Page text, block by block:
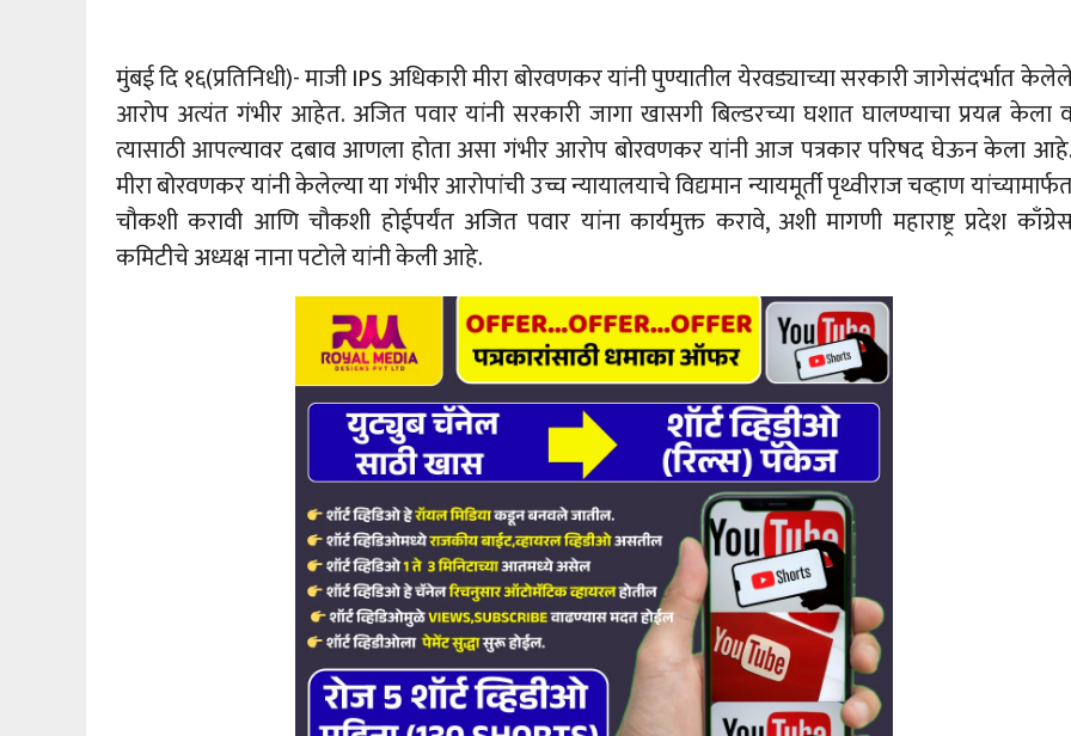
मुंबई दि १६(प्रतिनिधी)- माजी IPS अधिकारी मीरा बोरवणकर यांनी पुण्यातील येरवड्याच्या सरकारी जागेसंदर्भात
आरोप अत्यंत गंभीर आहेत. अजित पवार यांनी सरकारी जागा खासगी बिल्डरच्या घशात घालण्याचा प्रयत्न केला
त्यासाठी आपल्यावर दबाव आणला होता असा गंभीर आरोप बोरवणकर यांनी आज पत्रकार परिषद घेऊन केला
मीरा बोरवणकर यांनी केलेल्या या गंभीर आरोपांची उच्च न्यायालयाचे विद्यमान न्यायमूर्ती पृथ्वीराज चव्हाण
चौकशी करावी आणि चौकशी होईपर्यंत अजित पवार यांना कार्यमुक्त करावे, अशी मागणी महाराष्ट्र प्रदेश
कमिटीचे अध्यक्ष नाना पटोले यांनी केली आहे.